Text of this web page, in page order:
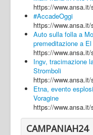
Salerno
Login
https://
#AccadeOggi
https://
Auto sulla folla a
premeditazione a
https://
Ingv, tracimazione
Stromboli
https://
Etna, evento
Voragine
https://
CAMPANIAH24